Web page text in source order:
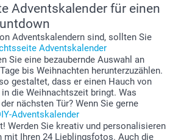
Adventskalender für einen
Adventskalendern sind, sollten Sie
Adventskalender
Sie eine bezaubernde Auswahl an
bis Weihnachten herunterzuzählen.
gestaltet, dass er einen Hauch von
die Weihnachtszeit bringt. Was
nächsten Tür? Wenn Sie gerne
Adventskalender
Werden Sie kreativ und personalisieren
mit Ihren 24 Lieblingsfotos. Auch die